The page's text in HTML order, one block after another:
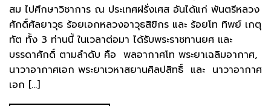
สม ไปศึกษาวิชาการ ณ ประเทศฝรั่งเศส อันได้แก่ พันตรีหลวง
ศักดิ์ศัลยาวุธ ร้อยเอกหลวงอาวุธสิขิกร และ ร้อยโท ทิพย์ เกตุ
ทัต ทั้ง 3 ท่านนี้ ในเวลาต่อมา ได้รับพระราชทานยศ และ
บรรดาศักดิ์ ตามลำดับ คือ พลอากาศโท พระยาเฉลิมอากาศ,
นาวาอากาศเอก พระยาเวหาสยานศิลปสิทธิ์ และ นาวาอากาศ
เอก […]